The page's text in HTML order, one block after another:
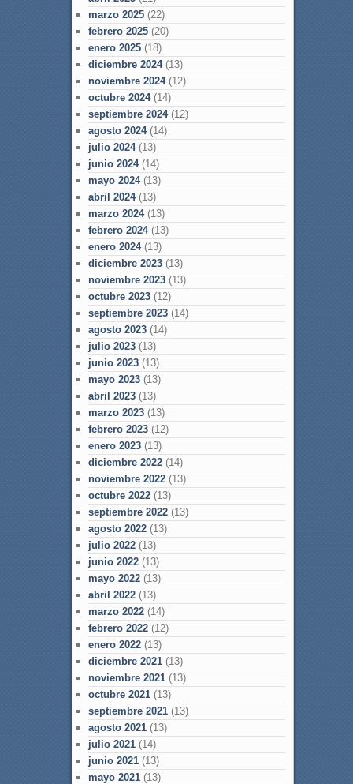
marzo 2025(22)
febrero 2025(20)
enero 2025(18)
diciembre 2024(13)
noviembre 2024(12)
octubre 2024(14)
septiembre 2024(12)
agosto 2024(14)
julio 2024(13)
junio 2024(14)
mayo 2024(13)
abril 2024(13)
marzo 2024(13)
febrero 2024(13)
enero 2024(13)
diciembre 2023(13)
noviembre 2023(13)
octubre 2023(12)
septiembre 2023(14)
agosto 2023(14)
julio 2023(13)
junio 2023(13)
mayo 2023(13)
abril 2023(13)
marzo 2023(13)
febrero 2023(12)
enero 2023(13)
diciembre 2022(14)
noviembre 2022(13)
octubre 2022(13)
septiembre 2022(13)
agosto 2022(13)
julio 2022(13)
junio 2022(13)
mayo 2022(13)
abril 2022(13)
marzo 2022(14)
febrero 2022(12)
enero 2022(13)
diciembre 2021(13)
noviembre 2021(13)
octubre 2021(13)
septiembre 2021(13)
agosto 2021(13)
julio 2021(14)
junio 2021(13)
mayo 2021(13)